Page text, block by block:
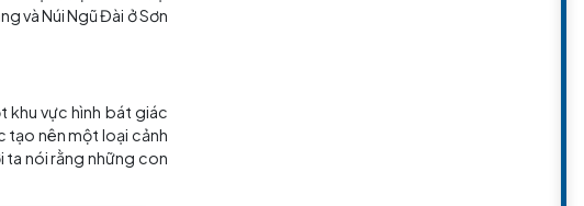
bạn có thể tìm thấy Đền La Hán ở bên